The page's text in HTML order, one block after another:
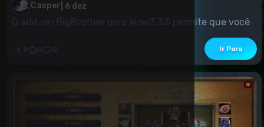
Casper 6 dez
O add-on BigBrother para Wow3.3.5 permite que você
Ir Para